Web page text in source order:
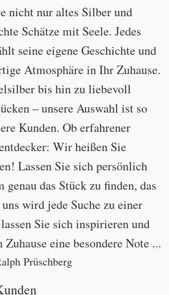
nicht nur altes Silber und
Schätze mit Seele. Jedes
seine eigene Geschichte und
Atmosphäre in Ihr Zuhause.
bis hin zu liebevoll
– unsere Auswahl ist so
Kunden. Ob erfahrener
Wir heißen Sie
Lassen Sie sich persönlich
genau das Stück zu finden, das
wird jede Suche zu einer
Sie sich inspirieren und
eine besondere Note ...
Prüschberg